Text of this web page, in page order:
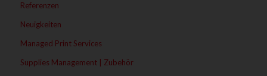
Referenzen
Neuigkeiten
Managed Print Services
Supplies Management | Zubehör